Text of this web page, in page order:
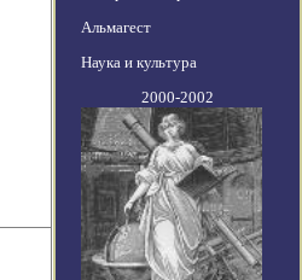
Альмагест
Наука и культура
2000-2002